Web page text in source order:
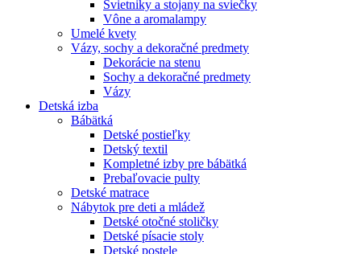
Svietniky a stojany na sviečky
Vône a aromalampy
Umelé kvety
Vázy, sochy a dekoračné predmety
Dekorácie na stenu
Sochy a dekoračné predmety
Vázy
Detská izba
Bábätká
Detské postieľky
Detský textil
Kompletné izby pre bábätká
Prebaľovacie pulty
Detské matrace
Nábytok pre deti a mládež
Detské otočné stoličky
Detské písacie stoly
Detské postele